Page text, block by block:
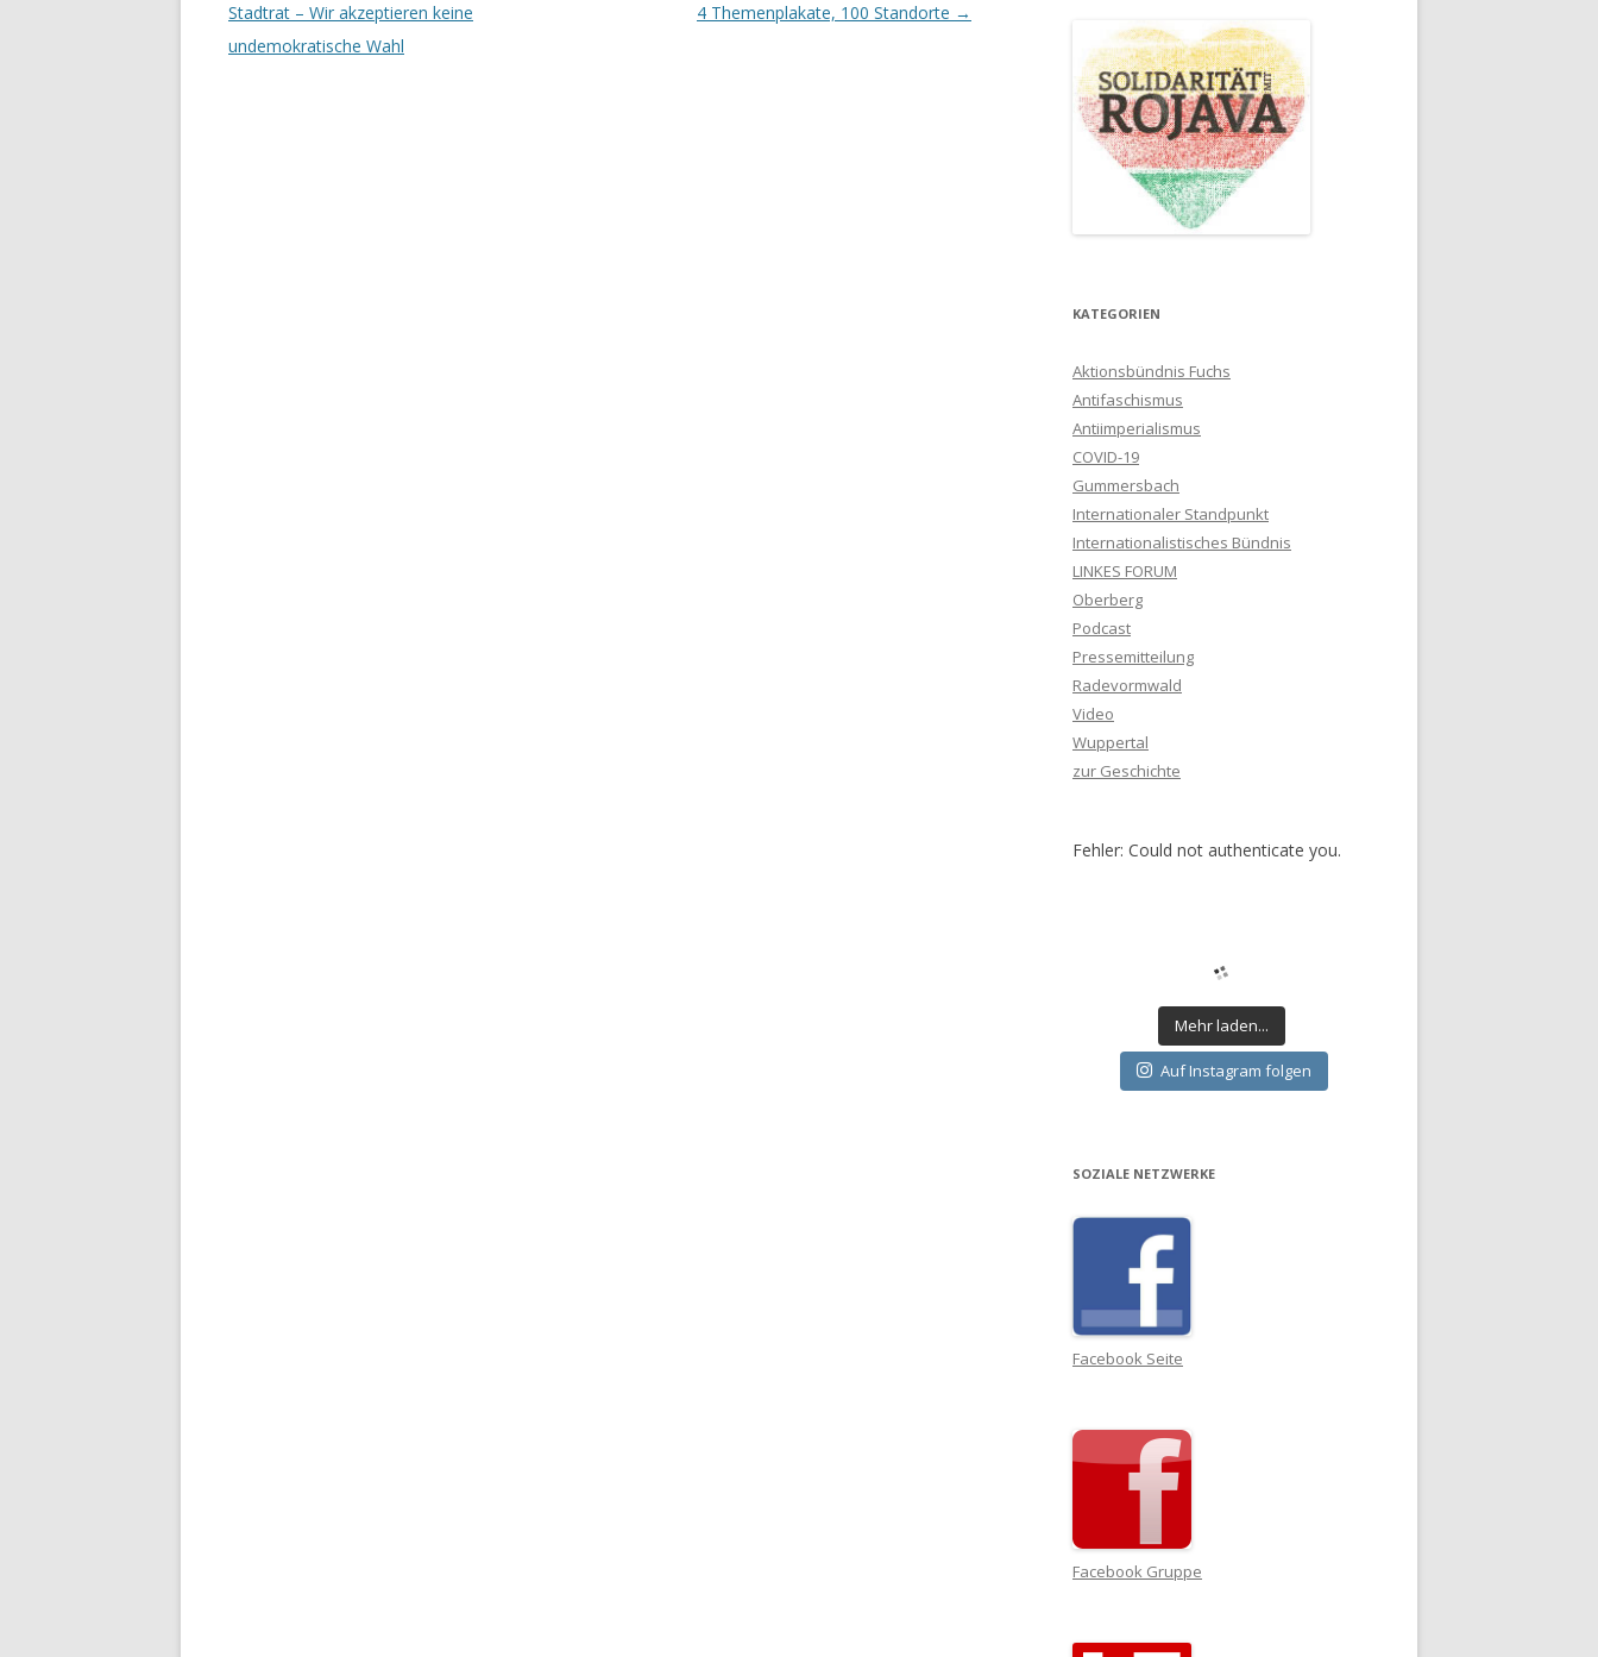
Stadtrat – Wir akzeptieren keine
undemokratische Wahl
4 Themenplakate, 100 Standorte →
KATEGORIEN
Aktionsbündnis Fuchs
Antifaschismus
Antiimperialismus
COVID-19
Gummersbach
Internationaler Standpunkt
Internationalistisches Bündnis
LINKES FORUM
Oberberg
Podcast
Pressemitteilung
Radevormwald
Video
Wuppertal
zur Geschichte
Fehler: Could not authenticate you.
Mehr laden...
Auf Instagram folgen
SOZIALE NETZWERKE
Facebook Seite
Facebook Gruppe